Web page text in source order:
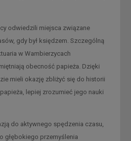
odwiedzili miejsca związane
gdy był księdzem. Szczególną
w Wambierzycach
obecność papieża. Dzięki
mieli okazję zbliżyć się do historii
lepiej zrozumieć jego nauki
do aktywnego spędzenia czasu,
głębokiego przemyślenia